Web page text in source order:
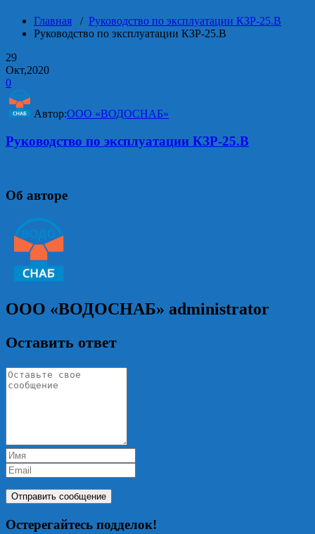
Главная / Руководство по эксплуатации КЗР-25.В
Руководство по эксплуатации КЗР-25.В
29
Окт,2020
0
Автор:ООО «ВОДОСНАБ»
Руководство по эксплуатации КЗР-25.В
Об авторе
ООО «ВОДОСНАБ» administrator
Оставить ответ
Остерегайтесь подделок!